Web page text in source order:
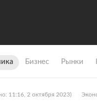
Бизнес Рынки
11:16, 2 октября 2023)